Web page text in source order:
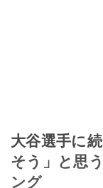
大谷選手に
そう」と思
ング